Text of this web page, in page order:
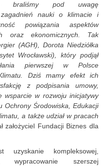
braliśmy pod uwagę
zagadnień nauki o klimacie i
powiązania aspektów
oraz ekonomicznych. Tak
(AGH), Dorota Niedziółka
Wrocławski), który podjął
pierwszej w Polsce
Dziś mamy efekt ich
z podpisania umowy,
wsparcie w rozwoju inicjatywy
Ochrony Środowiska, Edukacji
a także udział w pracach
założyciel Fundacji Biznes dla
kompleksowej,
wypracowanie szerszej